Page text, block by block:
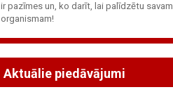
ir pazīmes un, ko darīt, lai palīdzētu savam
organismam!
Aktuālie piedāvājumi